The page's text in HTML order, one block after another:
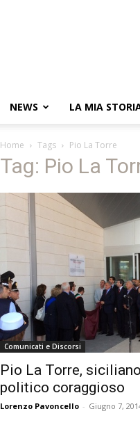
NEWS LA MIA
Home Tags Pio La Torre
Tag: Pio La
Comunicati e Discorsi
Pio La Torre,
politico coraggioso
Lorenzo Pavoncello - Giugno 7,